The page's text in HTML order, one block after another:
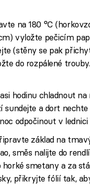
na 180 °C
vyložte pečicím
(stěny se pak
do rozpálené
hodinu chladnout
sundejte a dort
odpočinout v
základ na
směs nalijte do
horké smetany a za
přikryjte fólií tak,